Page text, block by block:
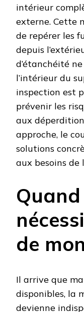
intérieur
externe. Cette
de repérer les
depuis
d’étanchéité
l’intérieur du
inspection est
prévenir les
aux
approche, le
solutions
aux besoins
Quand
de
Il arrive que
disponibles, la
devienne